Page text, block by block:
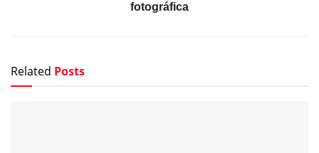
fotográfica
Related Posts